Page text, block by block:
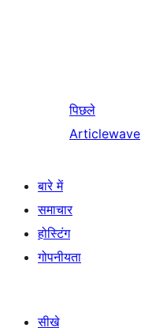
पिछले
Articlewave
बारे में
समाचार
होस्टिंग
गोपनीयता
सीखे